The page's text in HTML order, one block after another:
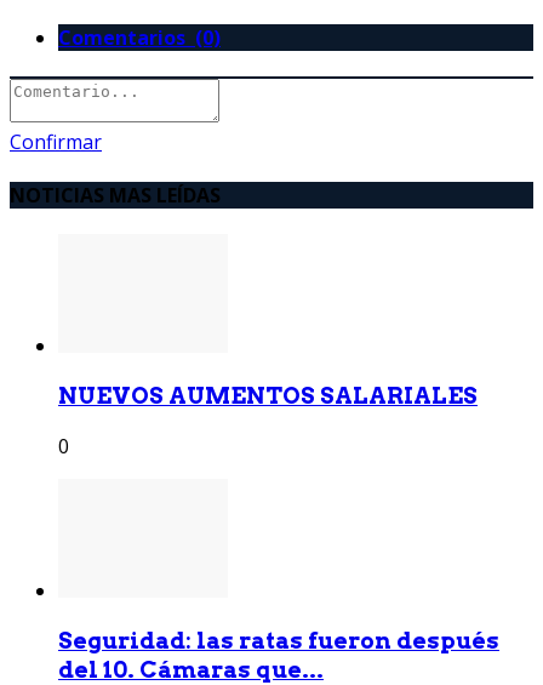
Comentarios (0)
Confirmar
NOTICIAS MAS LEÍDAS
NUEVOS AUMENTOS SALARIALES
0
Seguridad: las ratas fueron después
del 10. Cámaras que...